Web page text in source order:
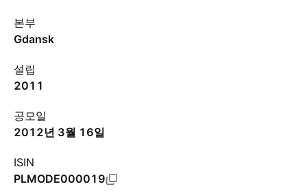
본부
Gdansk
설립
2011
공모일
2012년 3월 16일
ISIN
PLMODE000019